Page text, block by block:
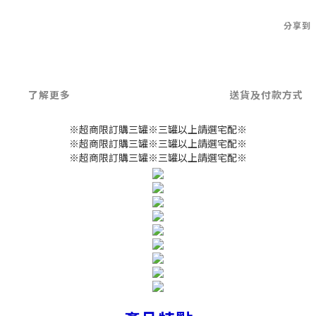
分享到
了解更多 送貨及付款方式
※超商限訂購三罐※三罐以上請選宅配※
※超商限訂購三罐※三罐以上請選宅配※
※超商限訂購三罐※三罐以上請選宅配※